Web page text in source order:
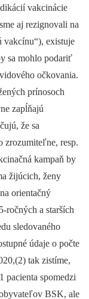
vakcinácie
aj rezignovali na
vakcínu“), existuje
sa mohlo podariť
očkovania.
prínosoch
zapĺňajú
že sa
zrozumiteľne, resp.
kampaň by
žijúcich, ženy
orientačný
ročných a starších
sledovaného
údaje o počte
tak zistíme,
pacienta spomedzi
BSK, ale